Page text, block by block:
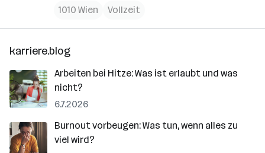
1010 Wien
Vollzeit
karriere.blog
Arbeiten bei Hitze: Was ist erlaubt und was
nicht?
6.7.2026
Burnout vorbeugen: Was tun, wenn alles zu
viel wird?